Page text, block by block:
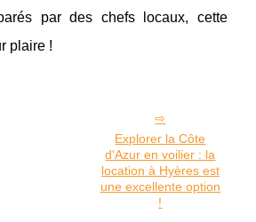
par des chefs locaux, cette
plaire !
Explorer la Côte
d'Azur en voilier : la
location à Hyères est
une excellente option
!